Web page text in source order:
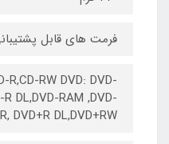
فرمت های قابل
R,CD-RW DVD: DVD-
R DL,DVD-RAM ,DVD-
DVD+R DL,DVD+RW